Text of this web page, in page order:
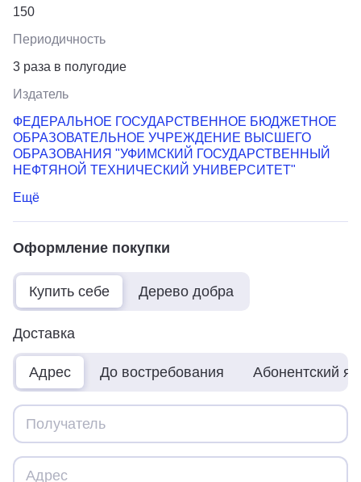
150
Периодичность
3 раза в полугодие
Издатель
ФЕДЕРАЛЬНОЕ ГОСУДАРСТВЕННОЕ БЮДЖЕТНОЕ
ОБРАЗОВАТЕЛЬНОЕ УЧРЕЖДЕНИЕ ВЫСШЕГО
ОБРАЗОВАНИЯ "УФИМСКИЙ ГОСУДАРСТВЕННЫЙ
НЕФТЯНОЙ ТЕХНИЧЕСКИЙ УНИВЕРСИТЕТ"
Ещё
Оформление покупки
Купить себе Дерево добра
Доставка
Адрес До востребования Абонентский